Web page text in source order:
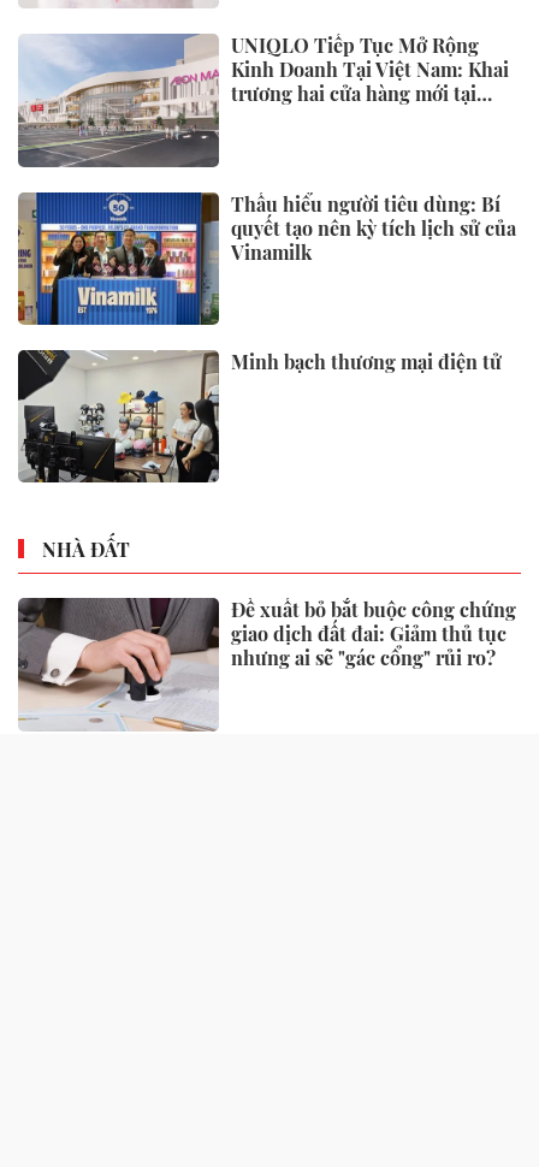
UNIQLO Tiếp Tục Mở Rộng
Kinh Doanh Tại Việt Nam: Khai
trương hai cửa hàng mới tại
Thấu hiểu người tiêu dùng: Bí
quyết tạo nên kỳ tích lịch sử của
Vinamilk
Minh bạch thương mại điện tử
NHÀ ĐẤT
Đề xuất bỏ bắt buộc công chứng
giao dịch đất đai: Giảm thủ tục
nhưng ai sẽ "gác cổng" rủi ro?